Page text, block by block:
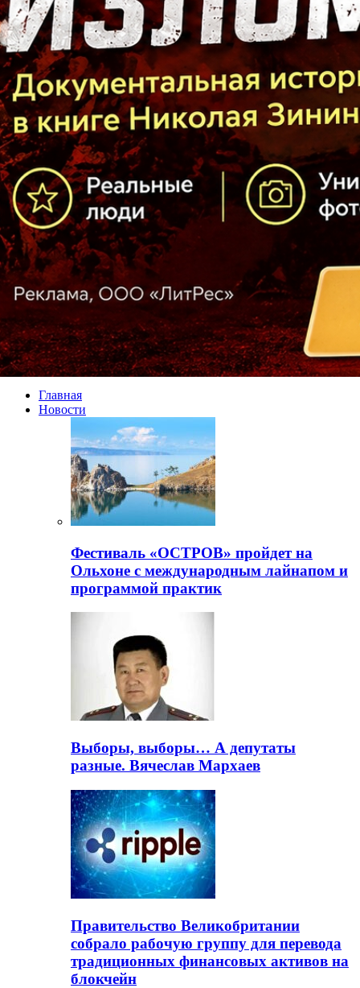
Главная
Новости
Фестиваль «ОСТРОВ» пройдет на
Ольхоне с международным лайнапом и
программой практик
Выборы, выборы… А депутаты
разные. Вячеслав Мархаев
Правительство Великобритании
собрало рабочую группу для перевода
традиционных финансовых активов на
блокчейн